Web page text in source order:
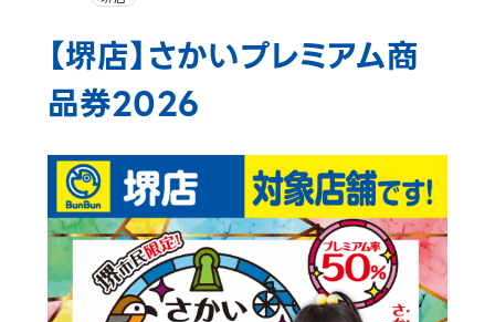
【堺店】さかいプレミアム商
品券2026